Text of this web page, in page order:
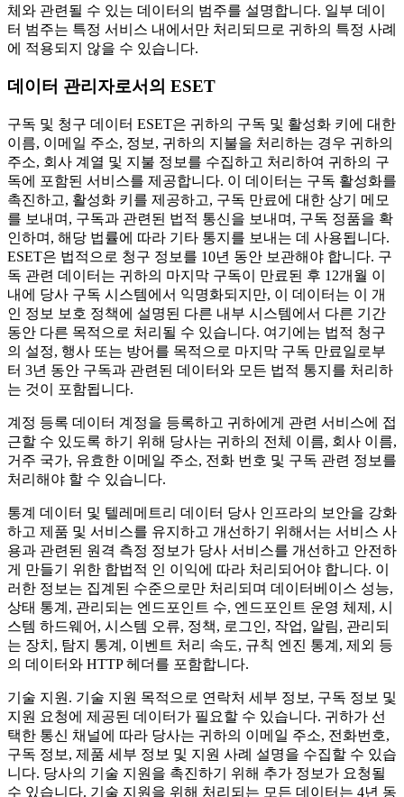
체와 관련될 수 있는 데이터의 범주를 설명합니다. 일부 데이
터 범주는 특정 서비스 내에서만 처리되므로 귀하의 특정 사례
에 적용되지 않을 수 있습니다.
데이터 관리자로서의 ESET
구독 및 청구 데이터 ESET은 귀하의 구독 및 활성화 키에 대한
이름, 이메일 주소, 정보, 귀하의 지불을 처리하는 경우 귀하의
주소, 회사 계열 및 지불 정보를 수집하고 처리하여 귀하의 구
독에 포함된 서비스를 제공합니다. 이 데이터는 구독 활성화를
촉진하고, 활성화 키를 제공하고, 구독 만료에 대한 상기 메모
를 보내며, 구독과 관련된 법적 통신을 보내며, 구독 정품을 확
인하며, 해당 법률에 따라 기타 통지를 보내는 데 사용됩니다.
ESET은 법적으로 청구 정보를 10년 동안 보관해야 합니다. 구
독 관련 데이터는 귀하의 마지막 구독이 만료된 후 12개월 이
내에 당사 구독 시스템에서 익명화되지만, 이 데이터는 이 개
인 정보 보호 정책에 설명된 다른 내부 시스템에서 다른 기간
동안 다른 목적으로 처리될 수 있습니다. 여기에는 법적 청구
의 설정, 행사 또는 방어를 목적으로 마지막 구독 만료일로부
터 3년 동안 구독과 관련된 데이터와 모든 법적 통지를 처리하
는 것이 포함됩니다.
계정 등록 데이터 계정을 등록하고 귀하에게 관련 서비스에 접
근할 수 있도록 하기 위해 당사는 귀하의 전체 이름, 회사 이름,
거주 국가, 유효한 이메일 주소, 전화 번호 및 구독 관련 정보를
처리해야 할 수 있습니다.
통계 데이터 및 텔레메트리 데이터 당사 인프라의 보안을 강화
하고 제품 및 서비스를 유지하고 개선하기 위해서는 서비스 사
용과 관련된 원격 측정 정보가 당사 서비스를 개선하고 안전하
게 만들기 위한 합법적 인 이익에 따라 처리되어야 합니다. 이
러한 정보는 집계된 수준으로만 처리되며 데이터베이스 성능,
상태 통계, 관리되는 엔드포인트 수, 엔드포인트 운영 체제, 시
스템 하드웨어, 시스템 오류, 정책, 로그인, 작업, 알림, 관리되
는 장치, 탐지 통계, 이벤트 처리 속도, 규칙 엔진 통계, 제외 등
의 데이터와 HTTP 헤더를 포함합니다.
기술 지원 . 기술 지원 목적으로 연락처 세부 정보, 구독 정보 및
지원 요청에 제공된 데이터가 필요할 수 있습니다. 귀하가 선
택한 통신 채널에 따라 당사는 귀하의 이메일 주소, 전화번호,
구독 정보, 제품 세부 정보 및 지원 사례 설명을 수집할 수 있습
니다. 당사의 기술 지원을 촉진하기 위해 추가 정보가 요청될
수 있습니다. 기술 지원을 위해 처리되는 모든 데이터는 4년 동